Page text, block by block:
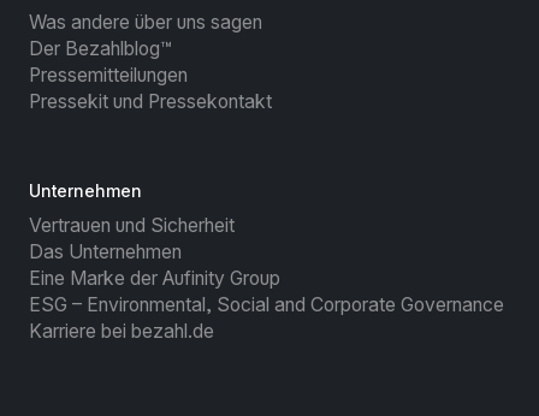
Was andere über uns sagen
Der Bezahlblog™
Pressemitteilungen
Pressekit und Pressekontakt
Unternehmen
Vertrauen und Sicherheit
Das Unternehmen
Eine Marke der Aufinity Group
ESG – Environmental, Social and Corporate Governance
Karriere bei bezahl.de